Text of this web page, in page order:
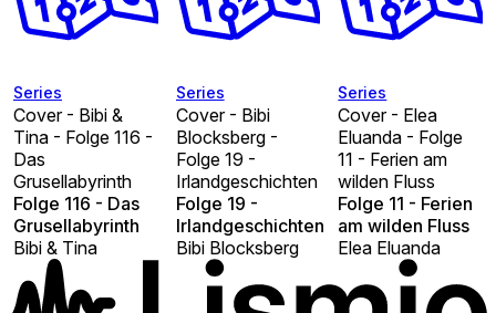
Series
Cover - Bibi &
Tina - Folge 116 -
Das
Grusellabyrinth
Folge 116 - Das
Grusellabyrinth
Bibi & Tina
Series
Cover - Bibi
Blocksberg -
Folge 19 -
Irlandgeschichten
Folge 19 -
Irlandgeschichten
Bibi Blocksberg
Series
Cover - Elea
Eluanda - Folge
11 - Ferien am
wilden Fluss
Folge 11 - Ferien
am wilden Fluss
Elea Eluanda